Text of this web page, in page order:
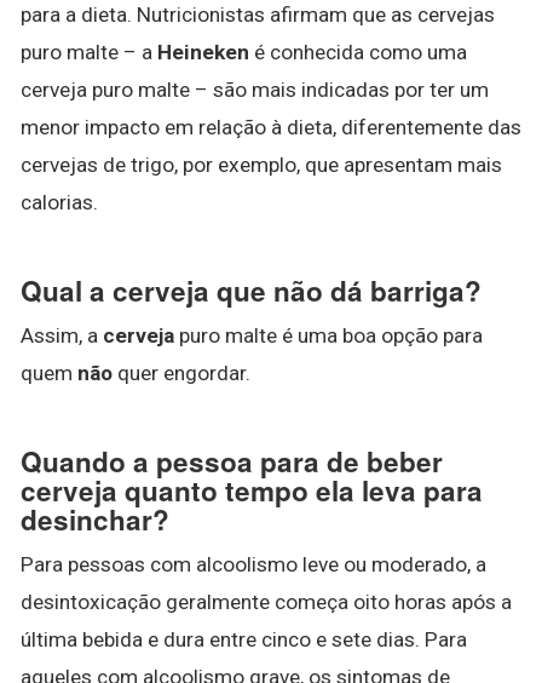
para a dieta. Nutricionistas afirmam que as cervejas
puro malte – a Heineken é conhecida como uma
cerveja puro malte – são mais indicadas por ter um
menor impacto em relação à dieta, diferentemente das
cervejas de trigo, por exemplo, que apresentam mais
calorias.
Qual a cerveja que não dá barriga?
Assim, a cerveja puro malte é uma boa opção para
quem não quer engordar.
Quando a pessoa para de beber
cerveja quanto tempo ela leva para
desinchar?
Para pessoas com alcoolismo leve ou moderado, a
desintoxicação geralmente começa oito horas após a
última bebida e dura entre cinco e sete dias. Para
aqueles com alcoolismo grave, os sintomas de